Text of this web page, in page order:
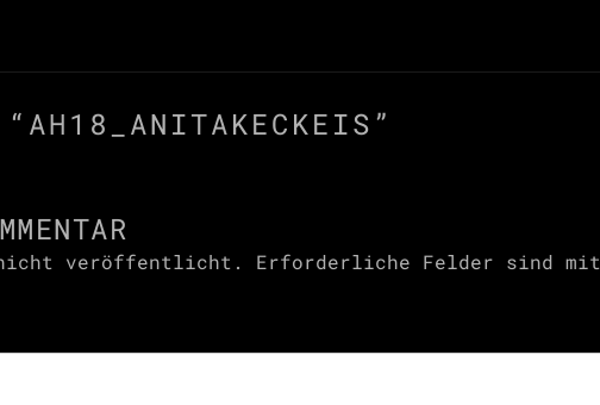
AH18_ANITAKECKEIS”
nicht veröffentlicht.
Erforderliche Felder sind mit